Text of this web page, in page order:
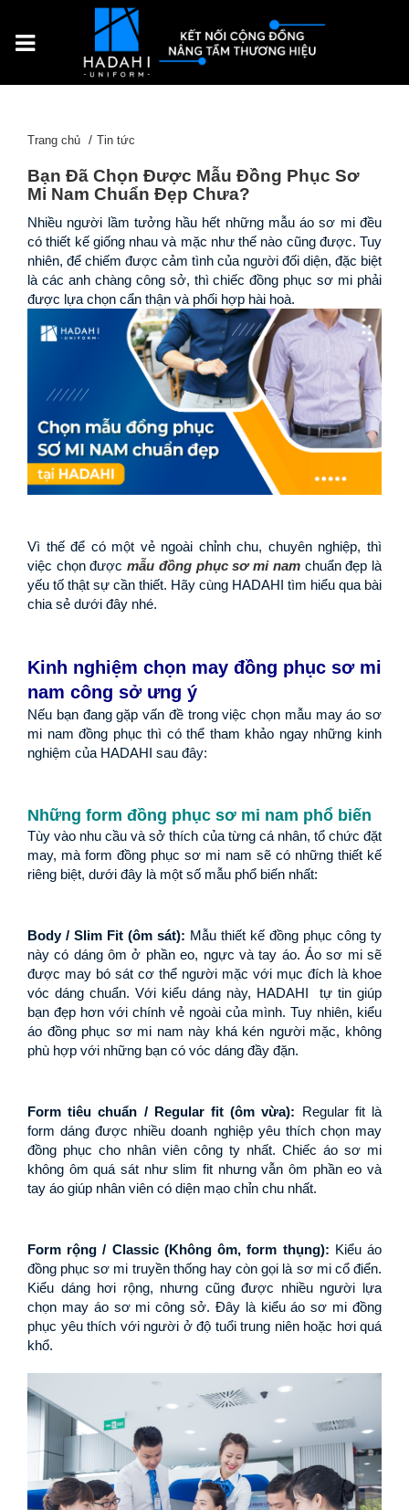
Trang chủ Tin tức
Bạn Đã Chọn Được Mẫu Đồng Phục Sơ
Mi Nam Chuẩn Đẹp Chưa?
Nhiều người lầm tưởng hầu hết những mẫu áo sơ mi đều
có thiết kế giống nhau và mặc như thế nào cũng được. Tuy
nhiên, để chiếm được cảm tình của người đối diện, đặc biệt
là các anh chàng công sở, thì chiếc đồng phục sơ mi phải
được lựa chọn cẩn thận và phối hợp hài hoà.
Vì thế để có một vẻ ngoài chỉnh chu, chuyên nghiệp, thì
việc chọn được mẫu đồng phục sơ mi nam chuẩn đẹp là
yếu tố thật sự cần thiết. Hãy cùng HADAHI tìm hiểu qua bài
chia sẻ dưới đây nhé.
Kinh nghiệm chọn may đồng phục sơ mi
nam công sở ưng ý
Nếu bạn đang gặp vấn đề trong việc chọn mẫu may áo sơ
mi nam đồng phục thì có thể tham khảo ngay những kinh
nghiệm của HADAHI sau đây:
Những form đồng phục sơ mi nam phổ biến
Tùy vào nhu cầu và sở thích của từng cá nhân, tổ chức đặt
may, mà form đồng phục sơ mi nam sẽ có những thiết kế
riêng biệt, dưới đây là một số mẫu phổ biến nhất:
Body / Slim Fit (ôm sát): Mẫu thiết kế đồng phục công ty
này có dáng ôm ở phần eo, ngực và tay áo. Áo sơ mi sẽ
được may bó sát cơ thể người mặc với mục đích là khoe
vóc dáng chuẩn. Với kiểu dáng này, HADAHI  tự tin giúp
bạn đẹp hơn với chính vẻ ngoài của mình. Tuy nhiên, kiểu
áo đồng phục sơ mi nam này khá kén người mặc, không
phù hợp với những bạn có vóc dáng đầy đặn.
Form tiêu chuẩn / Regular fit (ôm vừa): Regular fit là
form dáng được nhiều doanh nghiệp yêu thích chọn may
đồng phục cho nhân viên công ty nhất. Chiếc áo sơ mi
không ôm quá sát như slim fit nhưng vẫn ôm phần eo và
tay áo giúp nhân viên có diện mạo chỉn chu nhất.
Form rộng / Classic (Không ôm, form thụng): Kiểu áo
đồng phục sơ mi truyền thống hay còn gọi là sơ mi cổ điển.
Kiểu dáng hơi rộng, nhưng cũng được nhiều người lựa
chọn may áo sơ mi công sở. Đây là kiểu áo sơ mi đồng
phục yêu thích với người ở độ tuổi trung niên hoặc hơi quá
khổ.